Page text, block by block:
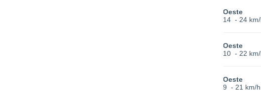
Oeste
14 - 24
Oeste
10 - 22
Oeste
9 - 21 km/h